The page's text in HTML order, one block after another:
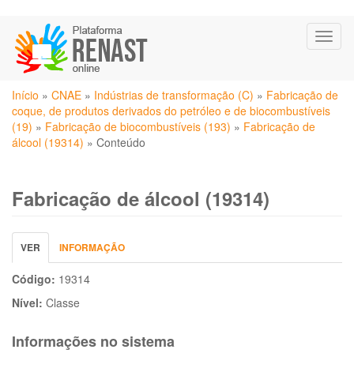
para
conteúdo
principal
Você
está
aqui
Início » CNAE » Indústrias de transformação (C) » Fabricação de
coque, de produtos derivados do petróleo e de biocombustíveis
(19) » Fabricação de biocombustíveis (193) » Fabricação de
álcool (19314) » Conteúdo
Fabricação de álcool (19314)
Abas
primárias
VER (ABA
ATIVA)
INFORMAÇÃO
Código: 19314
Nível: Classe
Informações no sistema